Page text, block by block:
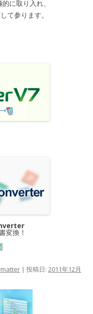
に取り入れ、
て参ります。
変換！
| 投稿日: 2011年12月